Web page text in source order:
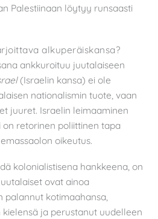
Palestiinaan löytyy runsaasti
alkuperäiskansa?
ankkuroituu juutalaiseen
(Israelin kansa) ei ole
nationalismin tuote, vaan
juuret. Israelin leimaaminen
on retorinen poliittinen tapa
oikeutus.
kolonialistisena hankkeena, on
ovat ainoa
palannut kotimaahansa,
ja perustanut uudelleen